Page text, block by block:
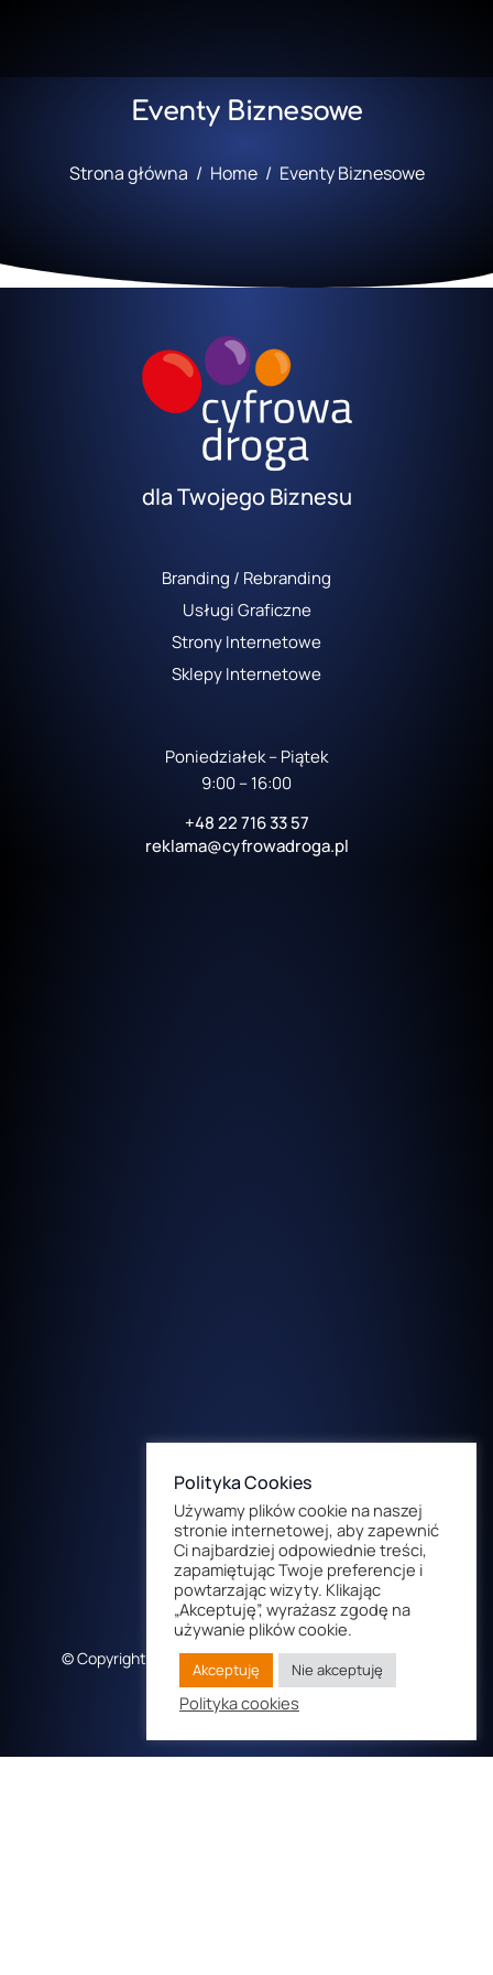
Eventy Biznesowe
Jesteś tutaj:Strona główna Home Eventy Biznesowe
dla Twojego Biznesu
Branding / Rebranding
Usługi Graficzne
Strony Internetowe
Sklepy Internetowe
Poniedziałek – Piątek
9:00 – 16:00
+48 22 716 33 57
reklama@cyfrowadroga.pl
© Copyright 2022 Cyfrowa Droga. All rights reserved.
Polityka Cookies
Używamy plików cookie na naszej
stronie internetowej, aby zapewnić
Ci najbardziej odpowiednie treści,
zapamiętując Twoje preferencje i
powtarzając wizyty. Klikając
„Akceptuję”, wyrażasz zgodę na
używanie plików cookie.
Akceptuję Nie akceptuję
Polityka cookies